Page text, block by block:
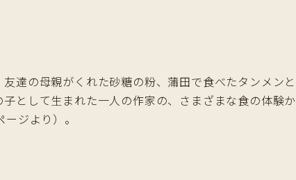
達の母親がくれた砂糖の粉、蒲田で食べたタンメンと
として生まれた一人の作家の、さまざまな食の体験か
ジより）。